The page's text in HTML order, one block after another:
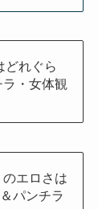
どれぐら
・女体観
のエロさは
パンチラ